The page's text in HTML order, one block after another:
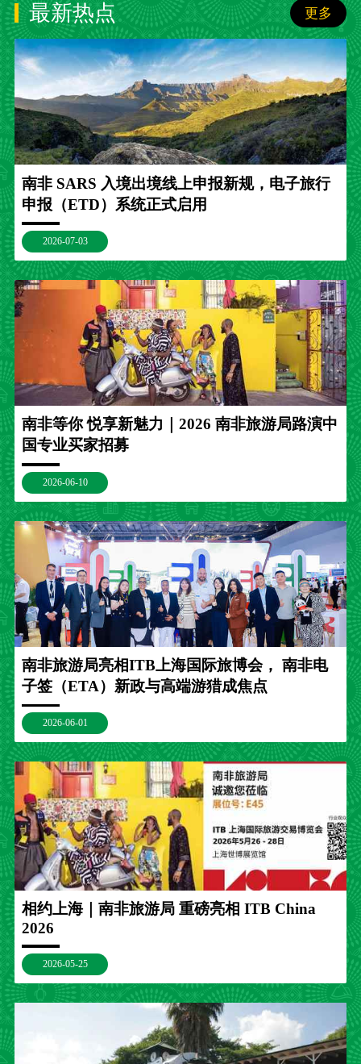
最新热点 更多
南非 SARS 入境出境线上申报新规，电子旅行
申报（ETD）系统正式启用
2026-07-03
南非等你 悦享新魅力｜2026 南非旅游局路演中
国专业买家招募
2026-06-10
南非旅游局亮相ITB上海国际旅博会， 南非电
子签（ETA）新政与高端游猎成焦点
2026-06-01
相约上海｜南非旅游局 重磅亮相 ITB China
2026
2026-05-25